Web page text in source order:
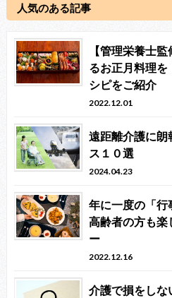
人気のある記事
【管理栄養士
るお正月料理を
シピをご紹介
2022.12.01
遠距離介護に朗
ス１０選
2024.04.23
年に一度の「
高齢者の方も楽
ー
2022.12.16
介護で損をしな